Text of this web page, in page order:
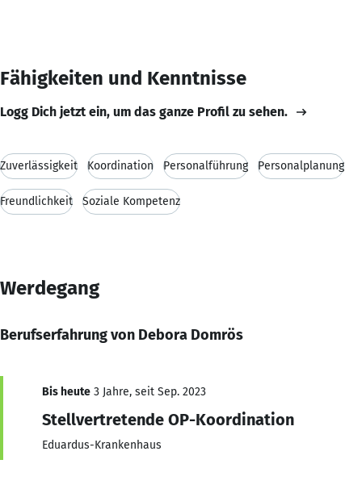
Fähigkeiten und Kenntnisse
Logg Dich jetzt ein, um das ganze Profil zu sehen.
Zuverlässigkeit Koordination Personalführung Personalplanung
Freundlichkeit Soziale Kompetenz
Werdegang
Berufserfahrung von Debora Domrös
Bis heute 3 Jahre, seit Sep. 2023
Stellvertretende OP-Koordination
Eduardus-Krankenhaus